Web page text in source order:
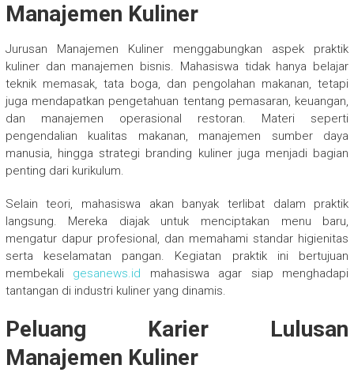
Manajemen Kuliner
Jurusan Manajemen Kuliner menggabungkan aspek praktik
kuliner dan manajemen bisnis. Mahasiswa tidak hanya belajar
teknik memasak, tata boga, dan pengolahan makanan, tetapi
juga mendapatkan pengetahuan tentang pemasaran, keuangan,
dan manajemen operasional restoran. Materi seperti
pengendalian kualitas makanan, manajemen sumber daya
manusia, hingga strategi branding kuliner juga menjadi bagian
penting dari kurikulum.
Selain teori, mahasiswa akan banyak terlibat dalam praktik
langsung. Mereka diajak untuk menciptakan menu baru,
mengatur dapur profesional, dan memahami standar higienitas
serta keselamatan pangan. Kegiatan praktik ini bertujuan
membekali gesanews.id mahasiswa agar siap menghadapi
tantangan di industri kuliner yang dinamis.
Peluang Karier Lulusan
Manajemen Kuliner